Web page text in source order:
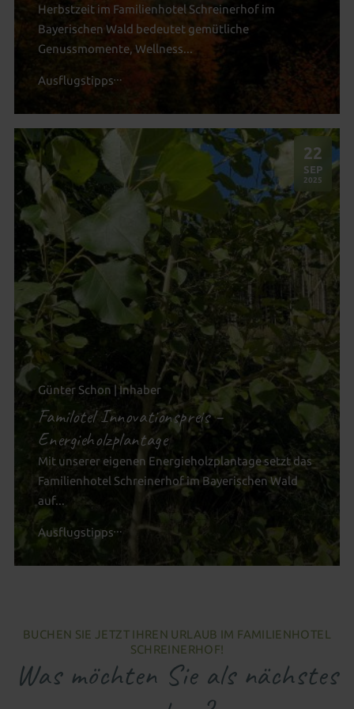
Herbstzeit im Familienhotel Schreinerhof im
Bayerischen Wald bedeutet gemütliche
Genussmomente, Wellness...
Ausflugstipps
22
SEP.
2025
Familotel Innovationspreis –
Energieholzplantage
Mit unserer eigenen Energieholzplantage setzt das
Familienhotel Schreinerhof im Bayerischen Wald
auf...
Ausflugstipps
Günter Schon | Inhaber
BUCHEN SIE JETZT IHREN URLAUB IM FAMILIENHOTEL
SCHREINERHOF!
Was möchten Sie als nächstes